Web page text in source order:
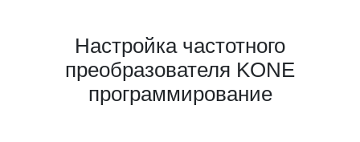
Настройка частотного
преобразователя KONE
программирование